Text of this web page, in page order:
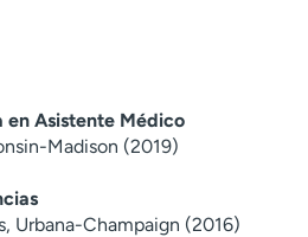
en Asistente Médico
Madison (2019)
Urbana-Champaign (2016)